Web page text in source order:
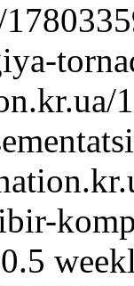
0.5